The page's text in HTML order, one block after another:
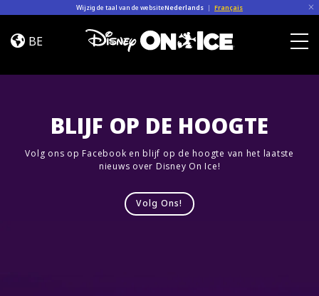
Wijzig de taal van de websiteNederlands | Français
Road
Trip
BE
BLIJF OP DE HOOGTE
Volg ons op Facebook en blijf op de hoogte van het laatste
nieuws over Disney On Ice!
Volg Ons!